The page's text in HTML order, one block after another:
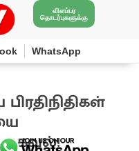
விளம்பர
தொடர்புகளுக்கு
WhatsApp
தகவல்!